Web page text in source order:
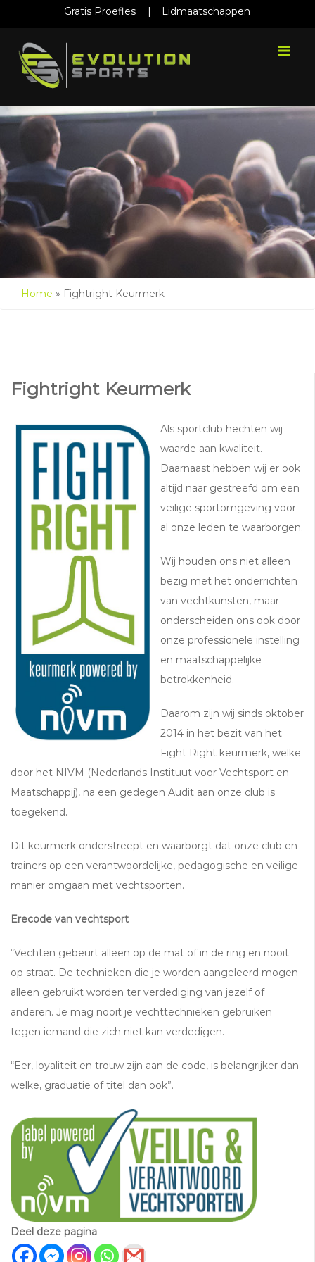
Gratis Proefles | Lidmaatschappen
Home » Fightright Keurmerk
Fightright Keurmerk
Als sportclub hechten wij
waarde aan kwaliteit.
Daarnaast hebben wij er ook
altijd naar gestreefd om een
veilige sportomgeving voor
al onze leden te waarborgen.
Wij houden ons niet alleen
bezig met het onderrichten
van vechtkunsten, maar
onderscheiden ons ook door
onze professionele instelling
en maatschappelijke
betrokkenheid.
Daarom zijn wij sinds oktober
2014 in het bezit van het
Fight Right keurmerk, welke
door het NIVM (Nederlands Instituut voor Vechtsport en
Maatschappij), na een gedegen Audit aan onze club is
toegekend.
Dit keurmerk onderstreept en waarborgt dat onze club en
trainers op een verantwoordelijke, pedagogische en veilige
manier omgaan met vechtsporten.
Erecode van vechtsport
“Vechten gebeurt alleen op de mat of in de ring en nooit
op straat. De technieken die je worden aangeleerd mogen
alleen gebruikt worden ter verdediging van jezelf of
anderen. Je mag nooit je vechttechnieken gebruiken
tegen iemand die zich niet kan verdedigen.
“Eer, loyaliteit en trouw zijn aan de code, is belangrijker dan
welke, graduatie of titel dan ook”.
Deel deze pagina